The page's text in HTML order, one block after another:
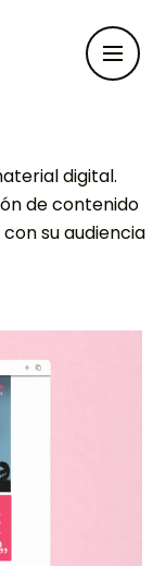
digital.
de contenido
su audiencia